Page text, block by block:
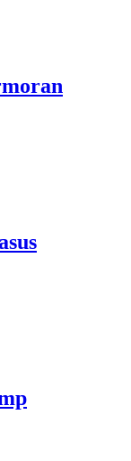
Website. Wir
dass bei einer